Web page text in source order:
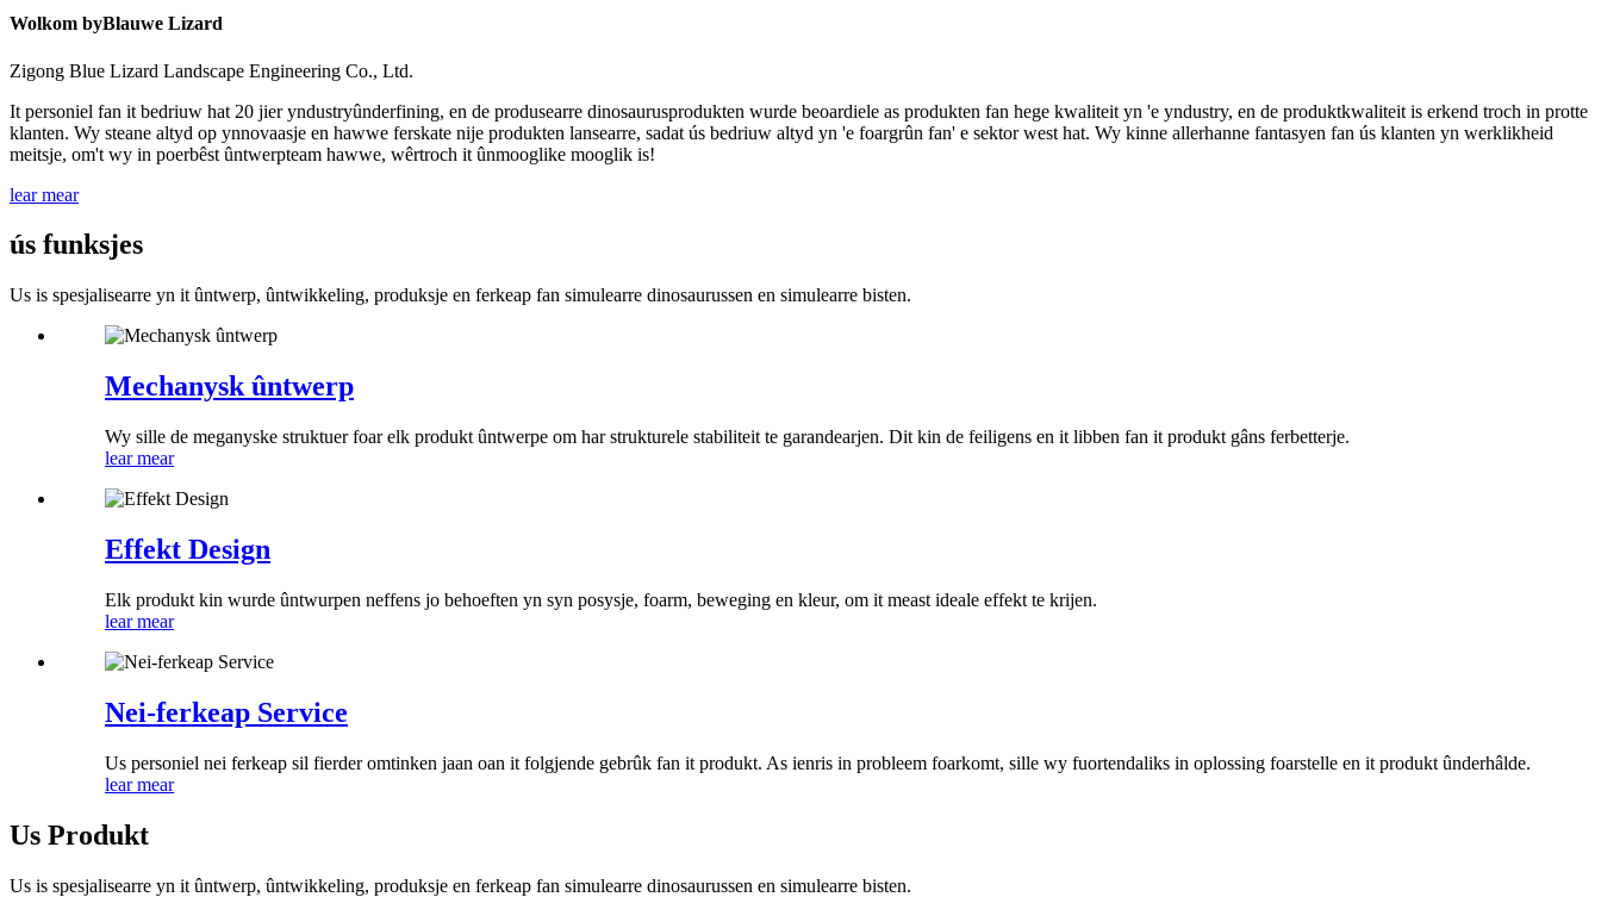
Wolkom byBlauwe Lizard
Zigong Blue Lizard Landscape Engineering Co., Ltd.
It personiel fan it bedriuw hat 20 jier yndustryûnderfining, en de produsearre dinosaurusprodukten wurde beoardiele as produkten fan hege kwaliteit yn 'e yndustry, en de produktkwaliteit is erkend troch in protte
klanten. Wy steane altyd op ynnovaasje en hawwe ferskate nije produkten lansearre, sadat ús bedriuw altyd yn 'e foargrûn fan' e sektor west hat. Wy kinne allerhanne fantasyen fan ús klanten yn werklikheid
meitsje, om't wy in poerbêst ûntwerpteam hawwe, wêrtroch it ûnmooglike mooglik is!
lear mear
ús funksjes
Us is spesjalisearre yn it ûntwerp, ûntwikkeling, produksje en ferkeap fan simulearre dinosaurussen en simulearre bisten.
Mechanysk ûntwerp
Wy sille de meganyske struktuer foar elk produkt ûntwerpe om har strukturele stabiliteit te garandearjen. Dit kin de feiligens en it libben fan it produkt gâns ferbetterje.
lear mear
Effekt Design
Elk produkt kin wurde ûntwurpen neffens jo behoeften yn syn posysje, foarm, beweging en kleur, om it meast ideale effekt te krijen.
lear mear
Nei-ferkeap Service
Us personiel nei ferkeap sil fierder omtinken jaan oan it folgjende gebrûk fan it produkt. As ienris in probleem foarkomt, sille wy fuortendaliks in oplossing foarstelle en it produkt ûnderhâlde.
lear mear
Us Produkt
Us is spesjalisearre yn it ûntwerp, ûntwikkeling, produksje en ferkeap fan simulearre dinosaurussen en simulearre bisten.